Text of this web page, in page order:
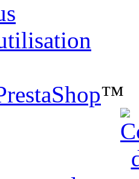
™